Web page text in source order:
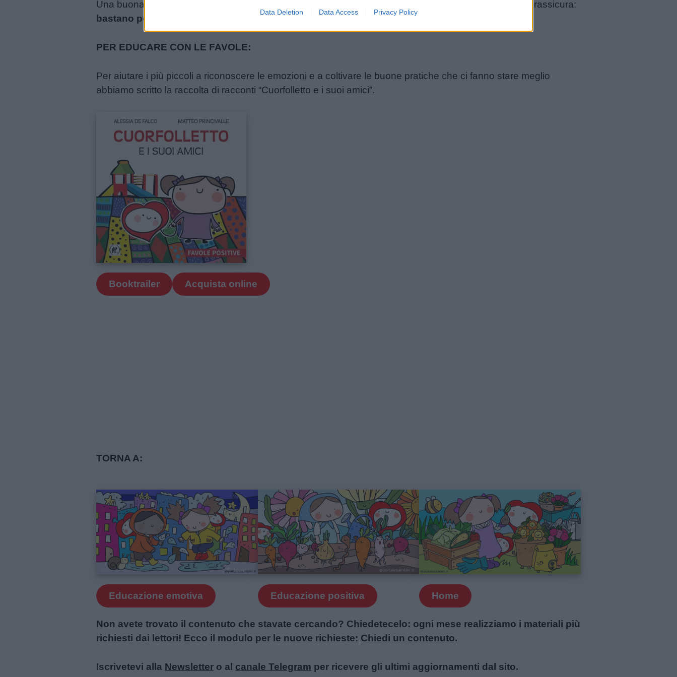
Data Deletion Data Access Privacy Policy
Una buona pratica quotidiana dunque, che dovremmo sperimentare tutti; lo studio di cui parlavamo ci rassicura:
bastano pochi minuti al giorno per sperimentare un positivo senso di benessere.
PER EDUCARE CON LE FAVOLE:
Per aiutare i più piccoli a riconoscere le emozioni e a coltivare le buone pratiche che ci fanno stare meglio
abbiamo scritto la raccolta di racconti “Cuorfolletto e i suoi amici”.
Booktrailer Acquista online
TORNA A:
Educazione emotiva Educazione positiva Home
Non avete trovato il contenuto che stavate cercando? Chiedetecelo: ogni mese realizziamo i materiali più
richiesti dai lettori! Ecco il modulo per le nuove richieste: Chiedi un contenuto.
Iscrivetevi alla Newsletter o al canale Telegram per ricevere gli ultimi aggiornamenti dal sito.